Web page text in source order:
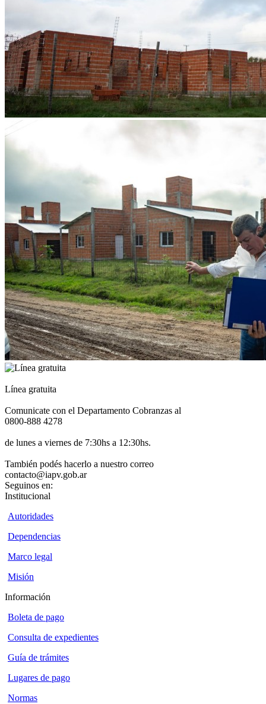
Línea gratuita
Comunicate con el Departamento Cobranzas al
0800-888 4278
de lunes a viernes de 7:30hs a 12:30hs.
También podés hacerlo a nuestro correo
contacto@iapv.gob.ar
Seguinos en:
Institucional
Autoridades
Dependencias
Marco legal
Misión
Información
Boleta de pago
Consulta de expedientes
Guía de trámites
Lugares de pago
Normas